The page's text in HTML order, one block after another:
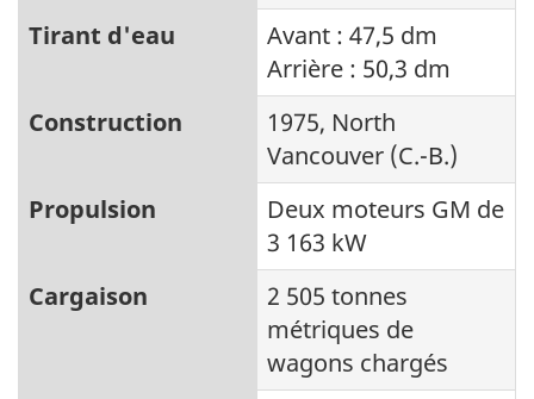
Tirant d'eau
Avant : 47,5 dm
Arrière : 50,3 dm
Construction
1975, North
Vancouver (C.-B.)
Propulsion
Deux moteurs GM de
3 163 kW
Cargaison
2 505 tonnes
métriques de
wagons chargés